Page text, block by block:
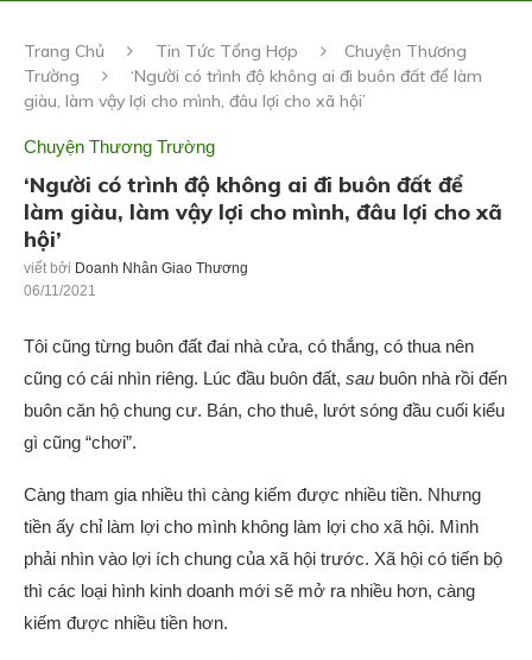
Trang Chủ Tin Tức Tổng Hợp
Chuyện Thương
Trường
‘Người có trình độ không ai đi buôn đất để làm
giàu, làm vậy lợi cho mình, đâu lợi cho xã hội’
Chuyện Thương Trường
‘Người có trình độ không ai đi buôn đất để
làm giàu, làm vậy lợi cho mình, đâu lợi cho xã
hội’
viết bởi Doanh Nhân Giao Thương
06/11/2021
Tôi cũng từng buôn đất đai nhà cửa, có thắng, có thua nên
cũng có cái nhìn riêng. Lúc đầu buôn đất, sau buôn nhà rồi đến
buôn căn hộ chung cư. Bán, cho thuê, lướt sóng đầu cuối kiểu
gì cũng “chơi”.
Càng tham gia nhiều thì càng kiếm được nhiều tiền. Nhưng
tiền ấy chỉ làm lợi cho mình không làm lợi cho xã hội. Mình
phải nhìn vào lợi ích chung của xã hội trước. Xã hội có tiến bộ
thì các loại hình kinh doanh mới sẽ mở ra nhiều hơn, càng
kiếm được nhiều tiền hơn.